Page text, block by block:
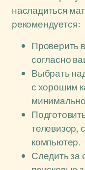
насладиться
рекомендуется:
Проверить
согласно
Выбрать
с хорошим
телевизор,
компьютер.
Следить за